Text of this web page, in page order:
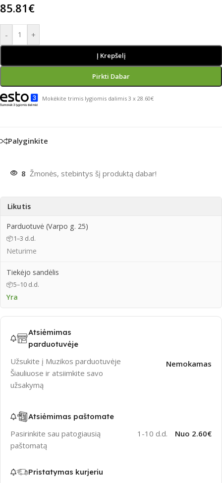
85.81€
- +
Į Krepšelį
Pirkti Dabar
Mokėkite trimis lygiomis dalimis 3 x 28.60€
Palyginkite
8 Žmonės, stebintys šį produktą dabar!
Likutis
Parduotuvė (Varpo g. 25)
📦1–3 d.d.
Neturime
Tiekėjo sandėlis
📦5–10 d.d.
Yra
Atsiėmimas
parduotuvėje
Užsukite į Muzikos parduotuvėje
Šiauliuose ir atsiimkite savo
užsakymą
Nemokamas
Atsiėmimas paštomate
Pasirinkite sau patogiausią
paštomatą
1-10 d.d. Nuo 2.60€
Pristatymas kurjeriu